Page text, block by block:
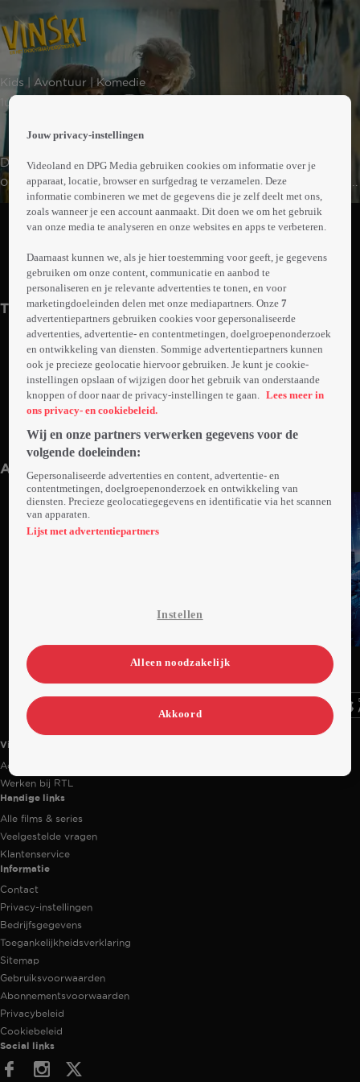
Kids | Avontuur | Komedie
1uur21min
De 10-jarige Vinski voelt zich in het dagelijks leven vaak
onzichtbaar en een buitenstaander. Van een mysterieuze
apotheker krijgt hij een flesje magisch poeder. Een
poeder waarmee je écht onzichtbaar wordt en door
superkrachten te hebben, maar al snel raakt ook een
groep boeven geïnteresseerd in het geheim van
onzichtbaarheid.
Abonneren op Videoland
info
Trailers
Trailer: Vinski En Het
Onzichtbaarheidspoeder
Anderen kijken ook
naar
programma
Videoland useful links.
Videoland
Actiecode
Werken bij RTL
Handige links
Alle films & series
Veelgestelde vragen
Klantenservice
Informatie
Contact
Privacy-instellingen
Bedrijfsgegevens
Toegankelijkheidsverklaring
Sitemap
Gebruiksvoorwaarden
Abonnementsvoorwaarden
Privacybeleid
Cookiebeleid
Social links
FacebookInstagram
Jouw privacy-instellingen
Videoland en DPG Media gebruiken cookies om informatie over je
apparaat, locatie, browser en surfgedrag te verzamelen. Deze
informatie combineren we met de gegevens die je zelf deelt met ons,
zoals wanneer je een account aanmaakt. Dit doen we om het gebruik
van onze media te analyseren en onze websites en apps te verbeteren.
Daarnaast kunnen we, als je hier toestemming voor geeft, je gegevens
gebruiken om onze content, communicatie en aanbod te
personaliseren en je relevante advertenties te tonen, en voor
marketingdoeleinden delen met onze mediapartners. Onze7
advertentiepartners gebruiken cookies voor gepersonaliseerde
advertenties, advertentie- en contentmetingen, doelgroepenonderzoek
en ontwikkeling van diensten. Sommige advertentiepartners kunnen
ook je precieze geolocatie hiervoor gebruiken. Je kunt je cookie-
instellingen opslaan of wijzigen door het gebruik van onderstaande
knoppen of door naar de privacy-instellingen te gaan.
Lees meer in
ons privacy- en cookiebeleid.
Wij en onze partners verwerken gegevens voor de
volgende doeleinden:
Gepersonaliseerde advertenties en content, advertentie- en
contentmetingen, doelgroepenonderzoek en ontwikkeling van
diensten. Precieze geolocatiegegevens en identificatie via het scannen
van apparaten.
Lijst met advertentiepartners
Instellen
Alleen noodzakelijk
Akkoord